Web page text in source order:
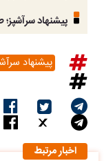
پیشنهاد
پیشنهاد
اخبار مرتبط